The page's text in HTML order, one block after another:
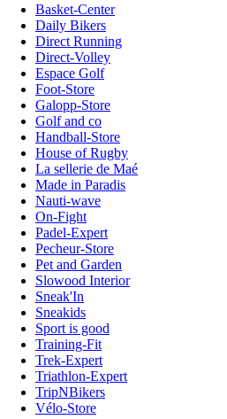
Basket-Center
Daily Bikers
Direct Running
Direct-Volley
Espace Golf
Foot-Store
Galopp-Store
Golf and co
Handball-Store
House of Rugby
La sellerie de Maé
Made in Paradis
Nauti-wave
On-Fight
Padel-Expert
Pecheur-Store
Pet and Garden
Slowood Interior
Sneak'In
Sneakids
Sport is good
Training-Fit
Trek-Expert
Triathlon-Expert
TripNBikers
Vélo-Store